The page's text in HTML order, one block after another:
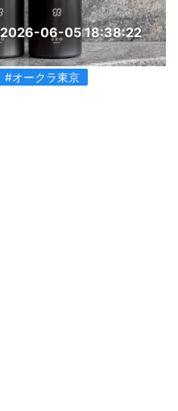
2026-06-05 18:38:22
#オークラ東京